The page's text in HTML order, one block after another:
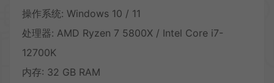
操作系统: Windows 10 / 11
处理器: AMD Ryzen 7 5800X / Intel Core i7-
12700K
内存: 32 GB RAM